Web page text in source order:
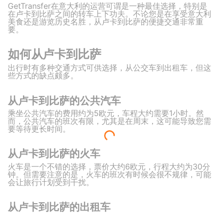
GetTransfer在意大利的运营可谓是一种最佳选择，特别是
在卢卡到比萨之间的转车上下功夫。不论您是在享受意大利
美食还是游览历史名胜，从卢卡到比萨的便捷交通非常重
要。
如何从卢卡到比萨
出行时有多种交通方式可供选择，从公交车到出租车，但这
些方式的缺点颇多。
从卢卡到比萨的公共汽车
乘坐公共汽车的费用约为5欧元，车程大约需要1小时。然
而，公共汽车的班次有限，尤其是在周末，这可能导致您需
要等待更长时间。
从卢卡到比萨的火车
火车是一个不错的选择，票价大约6欧元，行程大约为30分
钟。但需要注意的是，火车的班次有时候会很不规律，可能
会让旅行计划受到干扰。
从卢卡到比萨的出租车